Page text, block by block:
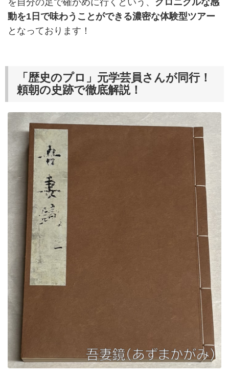
を自分の足で確かめに行くという、 クロニクルな感
動を1日で味わうことができる濃密な体験型ツアー
となっております！
「歴史のプロ」元学芸員さんが同行！
頼朝の史跡で徹底解説！